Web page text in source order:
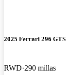
2025 Ferrari 296 GTS
RWD 290 millas